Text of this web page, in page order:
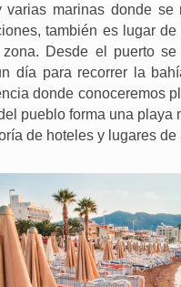
varias marinas donde se
también es lugar
Desde el puerto se
día para recorrer la
donde conoceremos
pueblo forma una
de hoteles y lugares de